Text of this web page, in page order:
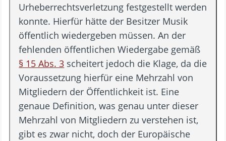
Urheberrechtsverletzung festgestellt werden
konnte. Hierfür hätte der Besitzer Musik
öffentlich wiedergeben müssen. An der
fehlenden öffentlichen Wiedergabe gemäß
§ 15 Abs. 3 scheitert jedoch die Klage, da die
Voraussetzung hierfür eine Mehrzahl von
Mitgliedern der Öffentlichkeit ist. Eine
genaue Definition, was genau unter dieser
Mehrzahl von Mitgliedern zu verstehen ist,
gibt es zwar nicht, doch der Europäische